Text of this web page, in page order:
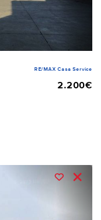
RE/MAX Casa Service
2.200€